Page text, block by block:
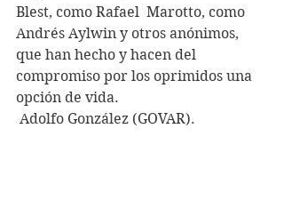
Blest, como Rafael  Marotto, como
Andrés Aylwin y otros anónimos,
que han hecho y hacen del
compromiso por los oprimidos una
opción de vida.
Adolfo González (GOVAR).